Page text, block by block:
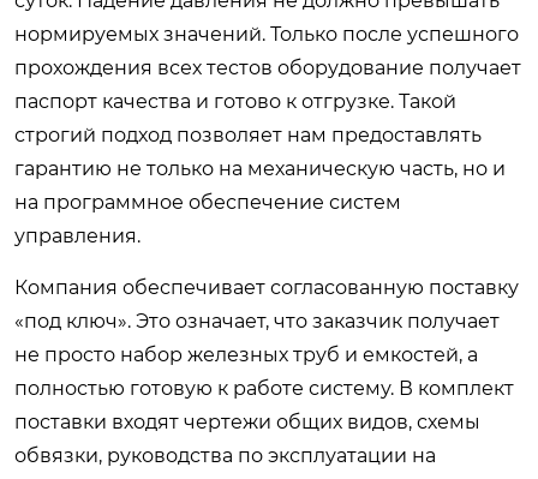
нормируемых значений. Только после успешного
прохождения всех тестов оборудование получает
паспорт качества и готово к отгрузке. Такой
строгий подход позволяет нам предоставлять
гарантию не только на механическую часть, но и
на программное обеспечение систем
управления.
Компания обеспечивает согласованную поставку
«под ключ». Это означает, что заказчик получает
не просто набор железных труб и емкостей, а
полностью готовую к работе систему. В комплект
поставки входят чертежи общих видов, схемы
обвязки, руководства по эксплуатации на